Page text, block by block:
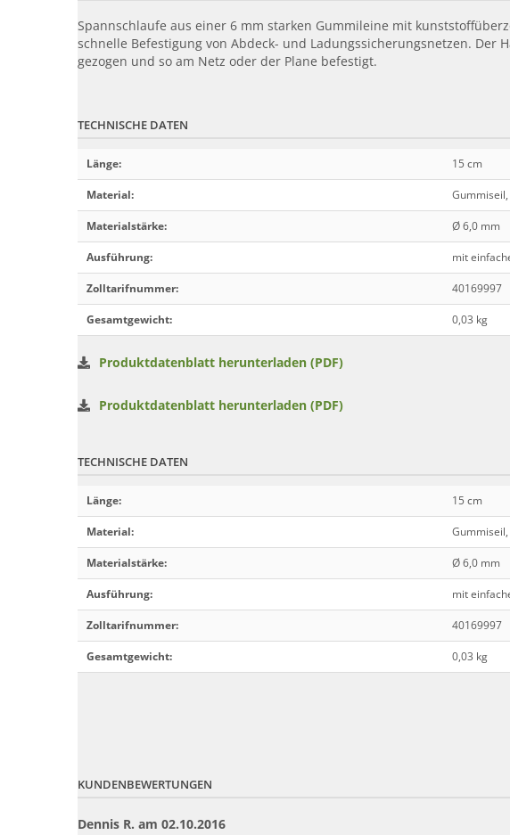
Spannschlaufe aus einer 6 mm starken Gummileine mit
schnelle Befestigung von Abdeck- und Ladungssicherungsnetzen. Der
gezogen und so am Netz oder der Plane befestigt.
TECHNISCHE DATEN
Länge: 15 cm
Material:
Materialstärke: Ø 6,0 mm
Ausführung: mit
Zolltarifnummer: 40169997
Gesamtgewicht: 0,03 kg
Produktdatenblatt herunterladen (PDF)
Produktdatenblatt herunterladen (PDF)
TECHNISCHE DATEN
Länge: 15 cm
Material:
Materialstärke: Ø 6,0 mm
Ausführung: mit
Zolltarifnummer: 40169997
Gesamtgewicht: 0,03 kg
KUNDENBEWERTUNGEN
Dennis R. am 02.10.2016